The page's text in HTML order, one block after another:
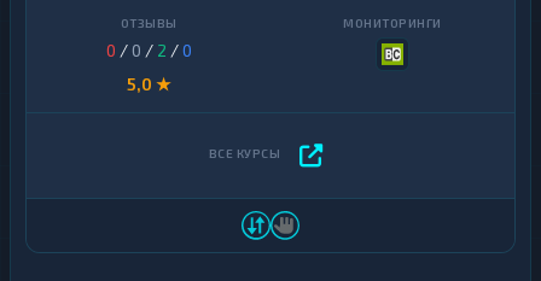
0 / 0 / 2 /0
5,0 ★